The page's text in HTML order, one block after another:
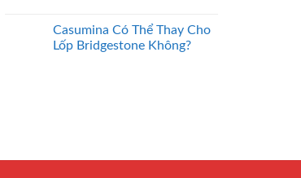
Casumina Có Thể Thay Cho
Lốp Bridgestone Không?